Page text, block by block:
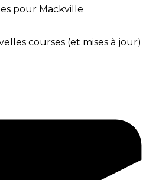
pour Mackville
courses (et mises à jour)